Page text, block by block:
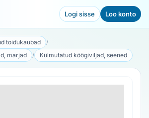
Logi sisse Loo konto
toidukaubad
/
marjad
/ Külmutatud köögiviljad, seened